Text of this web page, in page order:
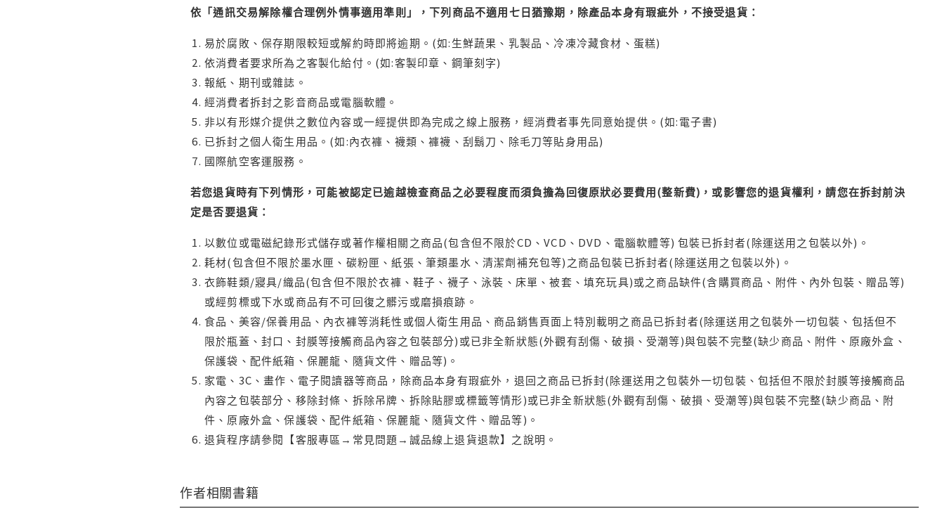
依「通訊交易解除權合理例外情事適用準則」，下列商品不適用七日猶豫期，除產品本身有瑕疵外，不接受退貨：
易於腐敗、保存期限較短或解約時即將逾期。(如:生鮮蔬果、乳製品、冷凍冷藏食材、蛋糕)
依消費者要求所為之客製化給付。(如:客製印章、鋼筆刻字)
報紙、期刊或雜誌。
經消費者拆封之影音商品或電腦軟體。
非以有形媒介提供之數位內容或一經提供即為完成之線上服務，經消費者事先同意始提供。(如:電子書)
已拆封之個人衛生用品。(如:內衣褲、襪類、褲襪、刮鬍刀、除毛刀等貼身用品)
國際航空客運服務。
若您退貨時有下列情形，可能被認定已逾越檢查商品之必要程度而須負擔為回復原狀必要費用(整新費)，或影響您的退貨權利，請您在拆封前決
定是否要退貨：
以數位或電磁紀錄形式儲存或著作權相關之商品(包含但不限於CD、VCD、DVD、電腦軟體等) 包裝已拆封者(除運送用之包裝以外)。
耗材(包含但不限於墨水匣、碳粉匣、紙張、筆類墨水、清潔劑補充包等)之商品包裝已拆封者(除運送用之包裝以外)。
衣飾鞋類/寢具/織品(包含但不限於衣褲、鞋子、襪子、泳裝、床單、被套、填充玩具)或之商品缺件(含購買商品、附件、內外包裝、贈品等)
或經剪標或下水或商品有不可回復之髒污或磨損痕跡。
食品、美容/保養用品、內衣褲等消耗性或個人衛生用品、商品銷售頁面上特別載明之商品已拆封者(除運送用之包裝外一切包裝、包括但不
限於瓶蓋、封口、封膜等接觸商品內容之包裝部分)或已非全新狀態(外觀有刮傷、破損、受潮等)與包裝不完整(缺少商品、附件、原廠外盒、
保護袋、配件紙箱、保麗龍、隨貨文件、贈品等)。
家電、3C、畫作、電子閱讀器等商品，除商品本身有瑕疵外，退回之商品已拆封(除運送用之包裝外一切包裝、包括但不限於封膜等接觸商品
內容之包裝部分、移除封條、拆除吊牌、拆除貼膠或標籤等情形)或已非全新狀態(外觀有刮傷、破損、受潮等)與包裝不完整(缺少商品、附
件、原廠外盒、保護袋、配件紙箱、保麗龍、隨貨文件、贈品等)。
退貨程序請參閱【客服專區→常見問題→誠品線上退貨退款】之說明。
作者相關書籍